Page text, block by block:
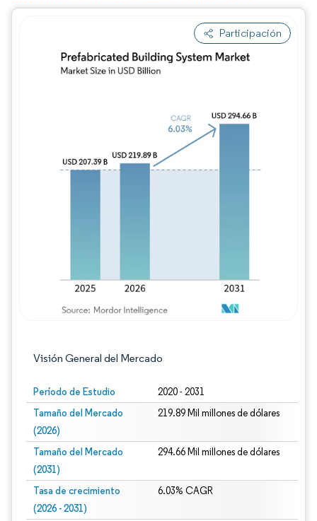
Participación
Visión General del Mercado
Período de Estudio 2020 - 2031
Tamaño del Mercado
(2026)
219.89 Mil millones de dólares
Tamaño del Mercado
(2031)
294.66 Mil millones de dólares
Tasa de crecimiento
(2026 - 2031)
6.03% CAGR